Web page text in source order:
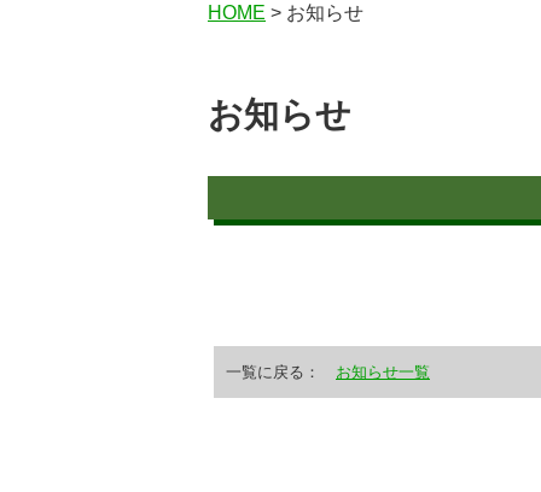
HOME > お知らせ
お知らせ
一覧に戻る： お知らせ一覧